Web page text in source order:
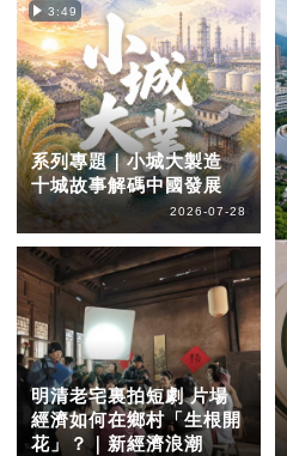
3:49
系列專題｜小城大製造
十城故事解碼中國發展
2026-07-28
明清老宅裏拍短劇 片場
經濟如何在鄉村「生根開
花」？｜新經濟浪潮